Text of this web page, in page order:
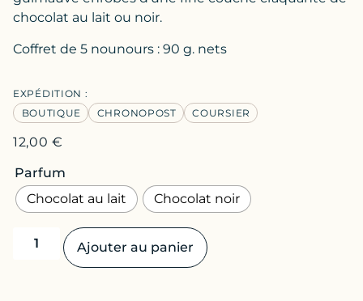
chocolat au lait ou noir.
Coffret de 5 nounours : 90 g. nets
EXPÉDITION :
BOUTIQUE
CHRONOPOST COURSIER
12,00€
Parfum
Chocolat au lait
Chocolat noir
Ajouter au panier